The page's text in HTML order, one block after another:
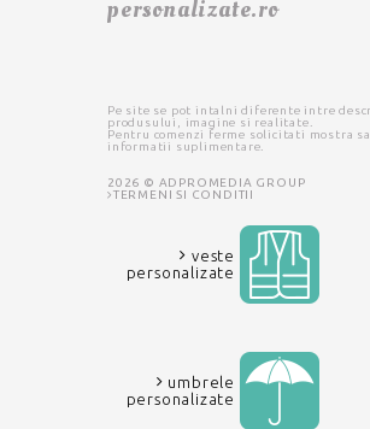
personalizate.ro
Pe site se pot intalni diferente intre
produsului, imagine si realitate.
Pentru comenzi ferme solicitati mostra
informatii suplimentare.
2026 © ADPROMEDIA GROUP
TERMENI SI CONDITII
veste
personalizate
umbrele
personalizate